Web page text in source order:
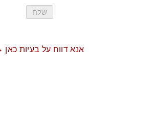
שלח
אנא דווח על בעיות כאן